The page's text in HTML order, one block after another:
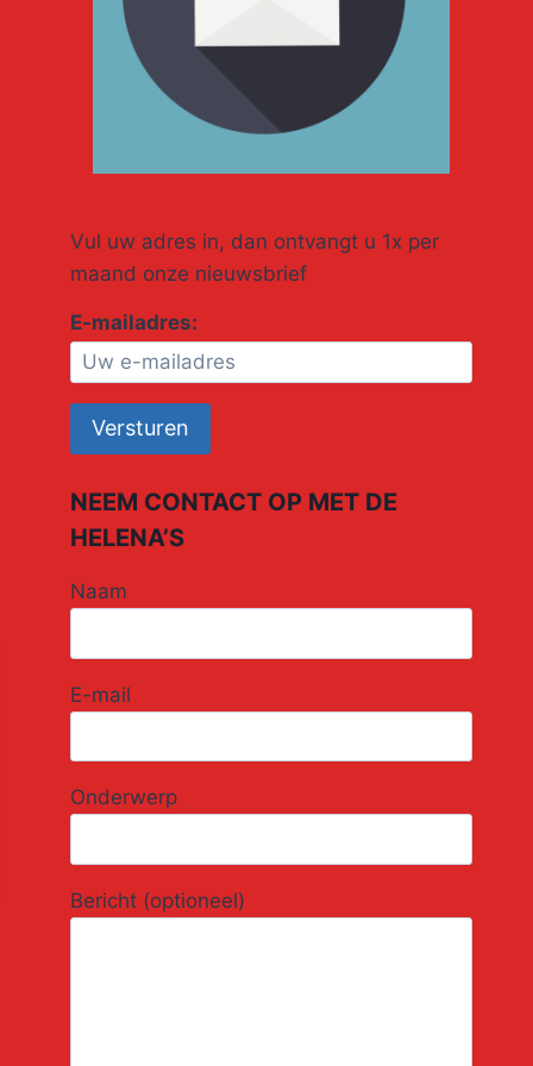
Vul uw adres in, dan ontvangt u 1x per
maand onze nieuwsbrief
E-mailadres:
NEEM CONTACT OP MET DE
HELENA’S
Naam
E-mail
Onderwerp
Bericht (optioneel)